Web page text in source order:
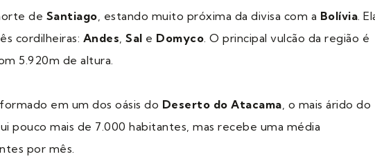
de Santiago, estando muito próxima da divisa com a Bolívia.
cordilheiras: Andes, Sal e Domyco. O principal vulcão da região é
5.920m de altura.
em um dos oásis do Deserto do Atacama, o mais árido do
pouco mais de 7.000 habitantes, mas recebe uma média
por mês.